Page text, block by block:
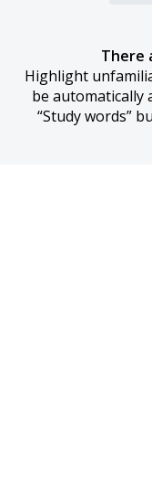
There
Highlight
be automatically
“Study words”